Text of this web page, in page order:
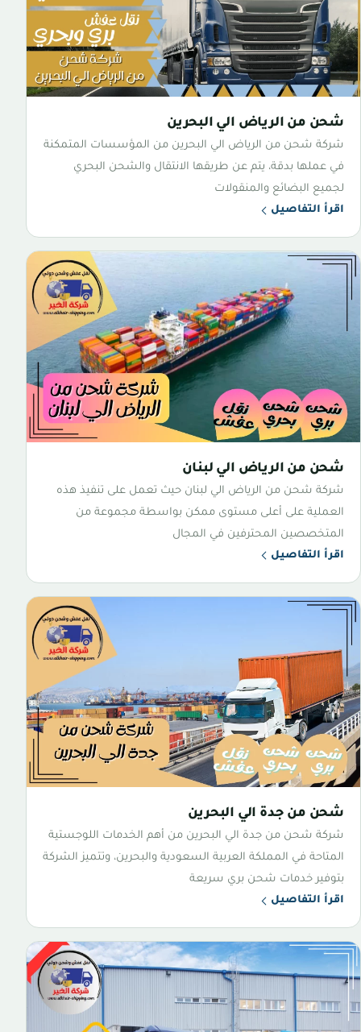
شحن من الرياض الي البحرين
شركة شحن من الرياض الي البحرين من المؤسسات المتمكنة
في عملها بدقة، يتم عن طريقها الانتقال والشحن البحري
لجميع البضائع والمنقولات
اقرأ التفاصيل
شحن من الرياض الي لبنان
شركة شحن من الرياض الي لبنان حيث تعمل على تنفيذ هذه
العملية على أعلى مستوى ممكن بواسطة مجموعة من
المتخصصين المحترفين في المجال
اقرأ التفاصيل
شحن من جدة الي البحرين
شركة شحن من جدة الي البحرين من أهم الخدمات اللوجستية
المتاحة في المملكة العربية السعودية والبحرين، وتتميز الشركة
بتوفير خدمات شحن بري سريعة
اقرأ التفاصيل